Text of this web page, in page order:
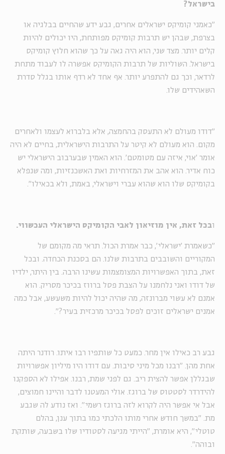
בישראל?
"כאמני קומיקס ישראלים אחרים, גבע ידע שהחיים בבלגיה או
בצרפת, שבהן יש תרבות קומיקס מפותחת, היו יכולים להיות
קלים יותר. מצד שני, הוא היה גאה על כך שהוא חלוץ קומיקס
בישראל. השוליות של תרבות הקומיקס אפשרה לו לעבוד מתחת
לרדאר, וכך גם להתפרע יותר. אף אחד לא רדף אותו בגלל סדרת
השאהידים שלו.
"דודו מעולם לא התעסק בהחמצה, אלא בלברוא לעצמו ולאחרים
מקום. הוא מעולם לא קיטר על התרבות הישראלית, בחיים לא היה
אומר 'אוי, איזה עם מטומטם'. הוא האמין שבערבוב הישראלי יש
כוח אדיר. הוא אהב את המזרחיות ואת האשכנזיות, ומה שנפלא
בקומיקס שלו הוא שהוא עברי וישראלי, באמת, ולא בכאילו".
ובכל זאת, אין מוזיאון לאבי הקומיקס הישראלי העכשווי.
"כשאמרת 'ישראלי', כבר אמרת הכול. תראי מה מקומם של
המקוריים והשובבים בתרבות שלנו. הם בסכנת הכחדה. ובכל
זאת, בתוך האפשרויות המצומצמות עשינו הרבה. בין היתר, ילדיו
של דודו ואני נלחמנו על הצבת פסל ברווז בכיכר מסריק. הוא
אמנם לא עשוי מברונזה, מה שהיה יכול להיות משעשע, אבל כמה
אמנים ישראלים זוכים לפסל בכיכר מרכזית בעיר?".
גבע רב כאילו אין מחר. כמעט כל שותפיו רבו איתו. רודנר היתה
אחת מהן. "רבנו מכל מיני סיבות. עם דודו היו מיליון אפשרויות
שבגללן אפשר להצית ריב. גם לפני שמת, רבנו. אפילו לא הספקנו
להידרדר לסטטוס של ברוגז. אולי המעטנו לדבר והיינו חמוצים,
אבל אי אפשר היה לקרוא לזה ברוגז רשמי". ואז נודע לה שגבע
מת. "במשך חודש אחרי מותו הלכתי כמו בתוך ענן, בהלם
טוטלי", היא אומרת, "הייתי מגיעה לסטודיו שלו בשבעה, שותקת
ובוהה".